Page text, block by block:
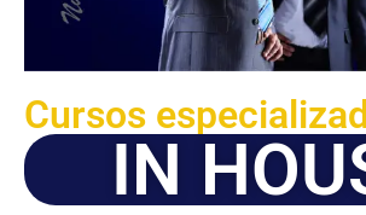
Cursos
IN